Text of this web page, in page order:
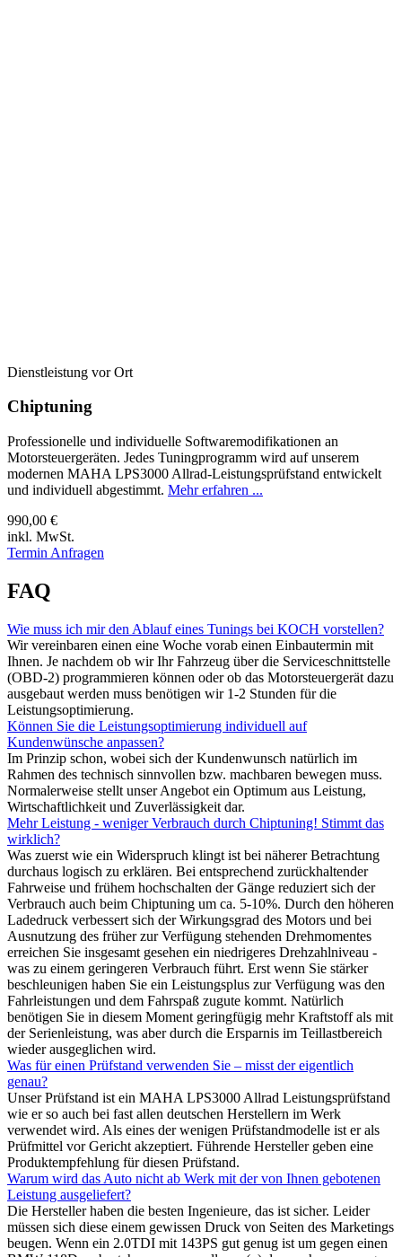
Dienstleistung vor Ort
Chiptuning
Professionelle und individuelle Softwaremodifikationen an
Motorsteuergeräten. Jedes Tuningprogramm wird auf unserem
modernen MAHA LPS3000 Allrad-Leistungsprüfstand entwickelt
und individuell abgestimmt. Mehr erfahren ...
990,00 €
inkl. MwSt.
Termin Anfragen
FAQ
Wie muss ich mir den Ablauf eines Tunings bei KOCH vorstellen?
Wir vereinbaren einen eine Woche vorab einen Einbautermin mit
Ihnen. Je nachdem ob wir Ihr Fahrzeug über die Serviceschnittstelle
(OBD-2) programmieren können oder ob das Motorsteuergerät dazu
ausgebaut werden muss benötigen wir 1-2 Stunden für die
Leistungsoptimierung.
Können Sie die Leistungsoptimierung individuell auf
Kundenwünsche anpassen?
Im Prinzip schon, wobei sich der Kundenwunsch natürlich im
Rahmen des technisch sinnvollen bzw. machbaren bewegen muss.
Normalerweise stellt unser Angebot ein Optimum aus Leistung,
Wirtschaftlichkeit und Zuverlässigkeit dar.
Mehr Leistung - weniger Verbrauch durch Chiptuning! Stimmt das
wirklich?
Was zuerst wie ein Widerspruch klingt ist bei näherer Betrachtung
durchaus logisch zu erklären. Bei entsprechend zurückhaltender
Fahrweise und frühem hochschalten der Gänge reduziert sich der
Verbrauch auch beim Chiptuning um ca. 5-10%. Durch den höheren
Ladedruck verbessert sich der Wirkungsgrad des Motors und bei
Ausnutzung des früher zur Verfügung stehenden Drehmomentes
erreichen Sie insgesamt gesehen ein niedrigeres Drehzahlniveau -
was zu einem geringeren Verbrauch führt. Erst wenn Sie stärker
beschleunigen haben Sie ein Leistungsplus zur Verfügung was den
Fahrleistungen und dem Fahrspaß zugute kommt. Natürlich
benötigen Sie in diesem Moment geringfügig mehr Kraftstoff als mit
der Serienleistung, was aber durch die Ersparnis im Teillastbereich
wieder ausgeglichen wird.
Was für einen Prüfstand verwenden Sie – misst der eigentlich
genau?
Unser Prüfstand ist ein MAHA LPS3000 Allrad Leistungsprüfstand
wie er so auch bei fast allen deutschen Herstellern im Werk
verwendet wird. Als eines der wenigen Prüfstandmodelle ist er als
Prüfmittel vor Gericht akzeptiert. Führende Hersteller geben eine
Produktempfehlung für diesen Prüfstand.
Warum wird das Auto nicht ab Werk mit der von Ihnen gebotenen
Leistung ausgeliefert?
Die Hersteller haben die besten Ingenieure, das ist sicher. Leider
müssen sich diese einem gewissen Druck von Seiten des Marketings
beugen. Wenn ein 2.0TDI mit 143PS gut genug ist um gegen einen